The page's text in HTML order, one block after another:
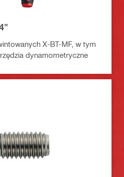
X-BT-MF, w tym
dynamometryczne